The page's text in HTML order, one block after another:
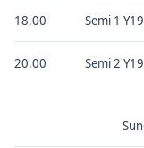
18.00 Semi 1 Y19
20.00 Semi 2 Y19